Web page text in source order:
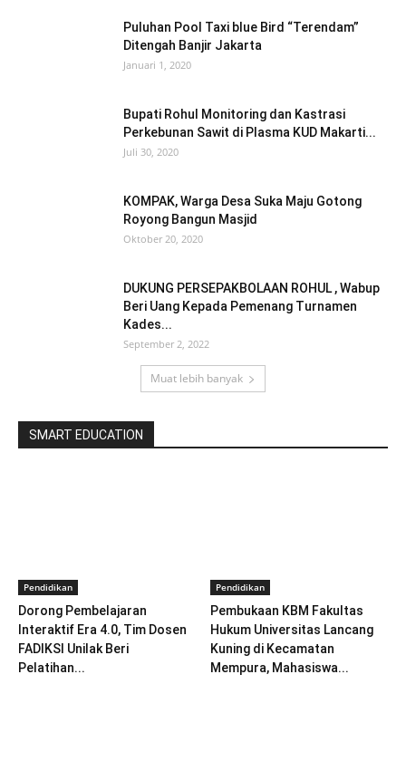
Puluhan Pool Taxi blue Bird “Terendam”
Ditengah Banjir Jakarta
Januari 1, 2020
Bupati Rohul Monitoring dan Kastrasi
Perkebunan Sawit di Plasma KUD Makarti...
Juli 30, 2020
KOMPAK, Warga Desa Suka Maju Gotong
Royong Bangun Masjid
Oktober 20, 2020
DUKUNG PERSEPAKBOLAAN ROHUL , Wabup
Beri Uang Kepada Pemenang Turnamen
Kades...
September 2, 2022
Muat lebih banyak
SMART EDUCATION
Pendidikan
Dorong Pembelajaran
Interaktif Era 4.0, Tim Dosen
FADIKSI Unilak Beri
Pelatihan...
Pendidikan
Pembukaan KBM Fakultas
Hukum Universitas Lancang
Kuning di Kecamatan
Mempura, Mahasiswa...